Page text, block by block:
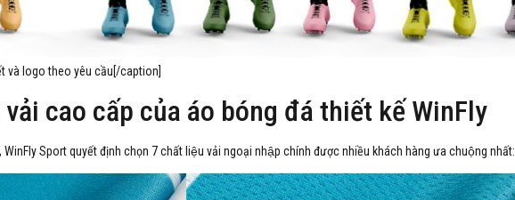
và logo theo yêu cầu[/caption]
cao cấp của áo bóng đá thiết kế WinFly
Sport quyết định chọn 7 chất liệu vải ngoại nhập chính được nhiều khách hàng ưa chuộng nhất: